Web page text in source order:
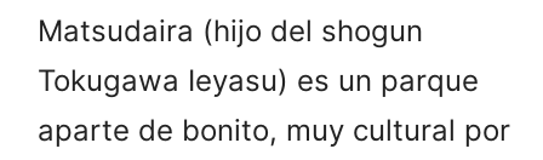
Matsudaira (hijo del shogun
Tokugawa Ieyasu) es un parque
aparte de bonito, muy cultural por